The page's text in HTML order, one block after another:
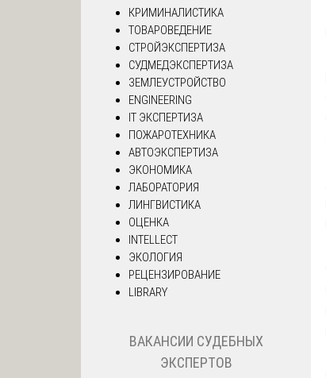
КРИМИНАЛИСТИКА
ТОВАРОВЕДЕНИЕ
СТРОЙЭКСПЕРТИЗА
СУДМЕДЭКСПЕРТИЗА
ЗЕМЛЕУСТРОЙСТВО
ENGINEERING
IT ЭКСПЕРТИЗА
ПОЖАРОТЕХНИКА
АВТОЭКСПЕРТИЗА
ЭКОНОМИКА
ЛАБОРАТОРИЯ
ЛИНГВИСТИКА
ОЦЕНКА
INTELLECT
ЭКОЛОГИЯ
РЕЦЕНЗИРОВАНИЕ
LIBRARY
ВАКАНСИИ СУДЕБНЫХ
ЭКСПЕРТОВ